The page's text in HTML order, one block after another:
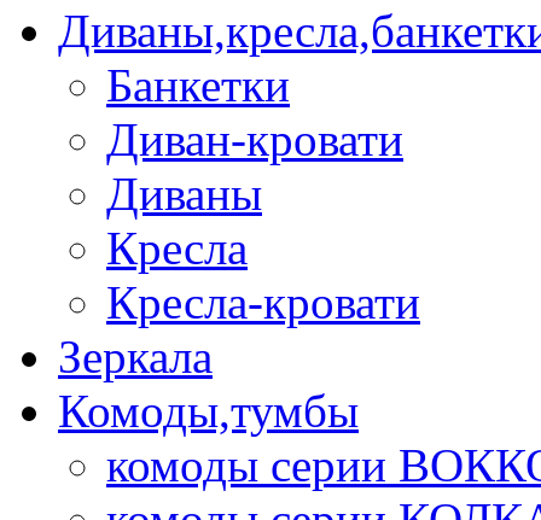
Банкетки
Диван-кровати
Диваны
Кресла
Кресла-кровати
Зеркала
Комоды,тумбы
комоды серии